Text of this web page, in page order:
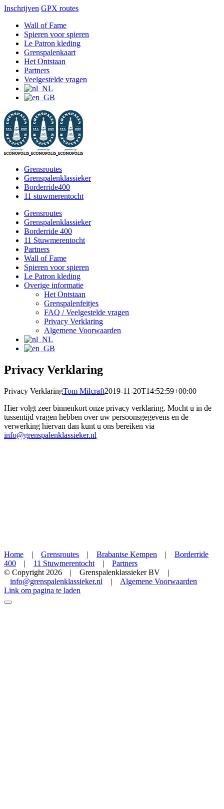
Inschrijven GPX routes
naar
inhoud
Facebook
Instagram
YouTubeWall of Fame
Spieren voor spieren
Le Patron kleding
Grenspalenkaart
Het Ontstaan
Partners
Veelgestelde vragen
Grensroutes
Grenspalenklassieker
Borderride400
11 stuwmerentocht
Grensroutes
Grenspalenklassieker
Borderride 400
11 Stuwmerentocht
Partners
Wall of Fame
Spieren voor spieren
Le Patron kleding
Overige informatie
Het Ontstaan
Grenspalenfeitjes
FAQ / Veelgestelde vragen
Privacy Verklaring
Algemene Voorwaarden
Privacy Verklaring
Privacy VerklaringTom Milcraft2019-11-20T14:52:59+00:00
Hier volgt zeer binnenkort onze privacy verklaring. Mocht u in de
tussentijd vragen hebben over uw persoonsgegevens en de
verwerking hiervan dan kunt u ons bereiken via
info@grenspalenklassieker.nl
Home | Grensroutes | Brabantse Kempen | Borderride
400 | 11 Stuwmerentocht | Partners
© Copyright 2026 | Grenspalenklassieker BV |
info@grenspalenklassieker.nl | Algemene Voorwaarden
Facebook
X
Instagram
YouTube
Link om pagina te laden